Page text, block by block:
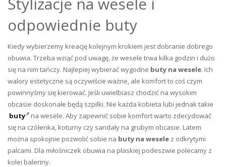
odpowiednie buty
Kiedy wybierzemy kreację kolejnym krokiem jest dobranie dobrego
obuwia. Trzeba wziąć pod uwagę, że wesele trwa kilka godzin i dużo
się na nim tańczy. Najlepiej wybierać wygodne buty na wesele. Ich
walory estetyczne są oczywiście ważne, ale komfort to coś czym
powinnyśmy się kierować. Jeśli uwielbiasz chodzić na wysokim
obcasie doskonałe będą szpilki. Nie każda kobieta lubi jednak takie
buty
na wesele. Aby zapewnić sobie komfort warto zdecydować
się na czółenka, koturny czy sandały na grubym obcasie. Latem
można spokojnie pozwolić sobie na buty na wesele z odkrytymi
palcami. Dla miłośniczek obuwia na płaskiej podeszwie polecamy z
kolei baleriny.